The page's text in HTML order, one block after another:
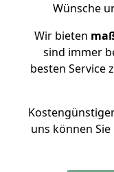
Wünsche
Wir bieten
sind immer
besten Service
uns können Sie